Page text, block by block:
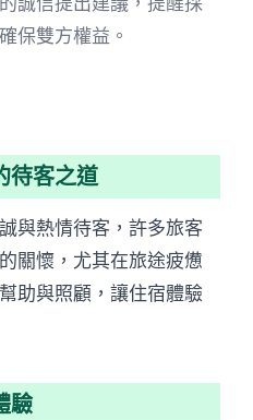
保雙方權益。
待客之道
與熱情待客，許多旅客
關懷，尤其在旅途疲憊
助與照顧，讓住宿體驗
驗